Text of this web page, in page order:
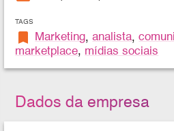
TAGS
bookmark Marketing,analista,
marketplace, mídias sociais
Dados da empresa